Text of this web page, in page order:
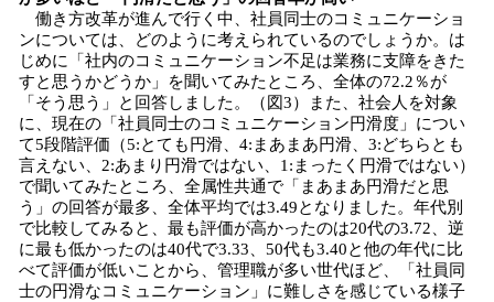
働き方改革が進んで行く中、社員同士のコミュニケーショ
ンについては、どのように考えられているのでしょうか。は
じめに「社内のコミュニケーション不足は業務に支障をきた
すと思うかどうか」を聞いてみたところ、全体の72.2％が
「そう思う」と回答しました。（図3）また、社会人を対象
に、現在の「社員同士のコミュニケーション円滑度」につい
て5段階評価（5:とても円滑、4:まあまあ円滑、3:どちらとも
言えない、2:あまり円滑ではない、1:まったく円滑ではない）
で聞いてみたところ、全属性共通で「まあまあ円滑だと思
う」の回答が最多、全体平均では3.49となりました。年代別
で比較してみると、最も評価が高かったのは20代の3.72、逆
に最も低かったのは40代で3.33、50代も3.40と他の年代に比
べて評価が低いことから、管理職が多い世代ほど、「社員同
士の円滑なコミュニケーション」に難しさを感じている様子